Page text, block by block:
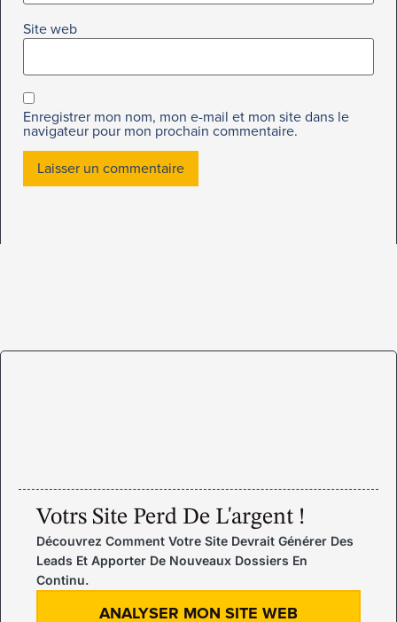
Site web
Enregistrer mon nom, mon e-mail et mon site dans le
navigateur pour mon prochain commentaire.
Votrs Site Perd De L'argent !
Découvrez Comment Votre Site Devrait Générer Des
Leads Et Apporter De Nouveaux Dossiers En
Continu.
ANALYSER MON SITE WEB